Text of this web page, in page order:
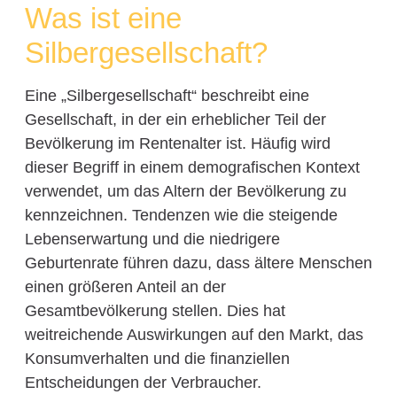
Was ist eine
Silbergesellschaft?
Eine „Silbergesellschaft“ beschreibt eine
Gesellschaft, in der ein erheblicher Teil der
Bevölkerung im Rentenalter ist. Häufig wird
dieser Begriff in einem demografischen Kontext
verwendet, um das Altern der Bevölkerung zu
kennzeichnen. Tendenzen wie die steigende
Lebenserwartung und die niedrigere
Geburtenrate führen dazu, dass ältere Menschen
einen größeren Anteil an der
Gesamtbevölkerung stellen. Dies hat
weitreichende Auswirkungen auf den Markt, das
Konsumverhalten und die finanziellen
Entscheidungen der Verbraucher.